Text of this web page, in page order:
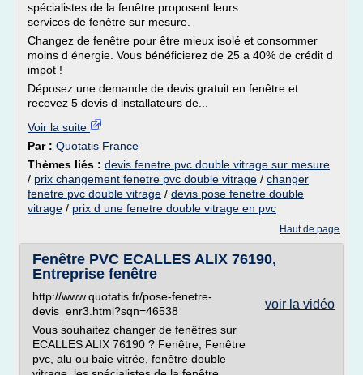
spécialistes de la fenêtre proposent leurs
services de fenêtre sur mesure.
Changez de fenêtre pour être mieux isolé et consommer
moins d énergie. Vous bénéficierez de 25 a 40% de crédit d
impot !
Déposez une demande de devis gratuit en fenêtre et
recevez 5 devis d installateurs de...
Voir la suite
Par : Quotatis France
Thèmes liés : devis fenetre pvc double vitrage sur mesure
/ prix changement fenetre pvc double vitrage / changer
fenetre pvc double vitrage / devis pose fenetre double
vitrage / prix d une fenetre double vitrage en pvc
Haut de page
Fenêtre PVC ECALLES ALIX 76190,
Entreprise fenêtre
voir la vidéo
http://www.quotatis.fr/pose-fenetre-
devis_enr3.html?sqn=46538
Vous souhaitez changer de fenêtres sur
ECALLES ALIX 76190 ? Fenêtre, Fenêtre
pvc, alu ou baie vitrée, fenêtre double